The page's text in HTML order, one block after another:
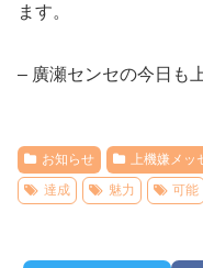
ます。
– 廣瀬センセの今日も
お知らせ 上機嫌メッ
達成
魅力 可能